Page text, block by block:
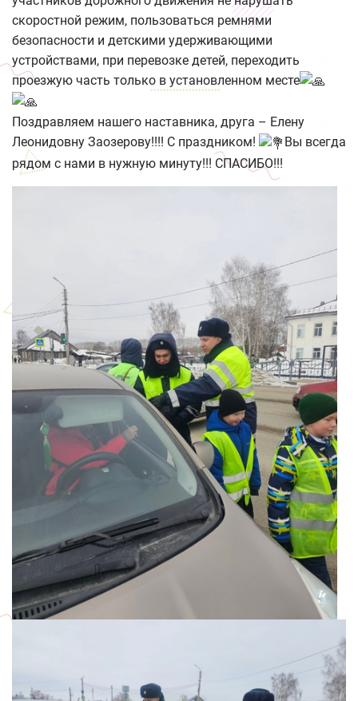
скоростной режим, пользоваться ремнями
безопасности и детскими удерживающими
устройствами, при перевозке детей, переходить
проезжую часть только в установленном месте
Поздравляем нашего наставника, друга – Елену
Леонидовну Заозерову!!!! С праздником!
Вы всегда
рядом с нами в нужную минуту!!! СПАСИБО!!!